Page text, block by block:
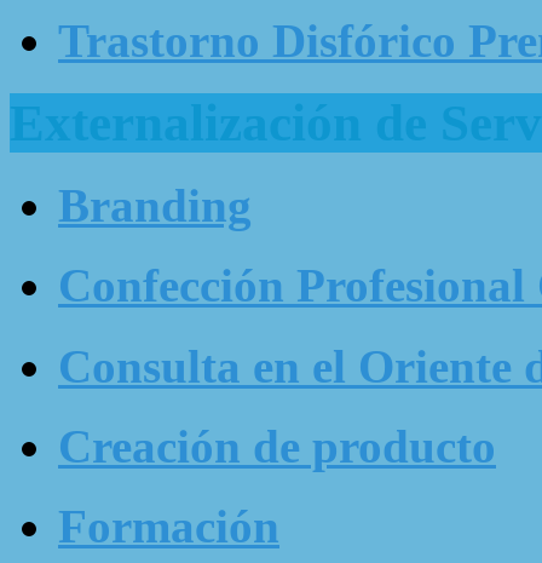
Trastorno Disfórico
Externalización de
Branding
Confección Profesional
Consulta en el Oriente
Creación de producto
Formación